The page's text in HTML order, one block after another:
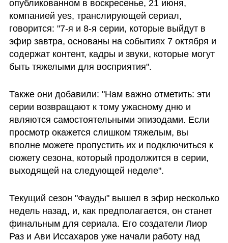
опубликованном в воскресенье, 21 июня,
компанией yes, транслирующей сериал,
говорится: "7-я и 8-я серии, которые выйдут в
эфир завтра, основаны на событиях 7 октября и
содержат контент, кадры и звуки, которые могут
быть тяжелыми для восприятия".
Также они добавили: "Нам важно отметить: эти
серии возвращают к тому ужасному дню и
являются самостоятельными эпизодами. Если
просмотр окажется слишком тяжелым, вы
вполне можете пропустить их и подключиться к
сюжету сезона, который продолжится в серии,
выходящей на следующей неделе".
Текущий сезон "Фауды" вышел в эфир несколько
недель назад, и, как предполагается, он станет
финальным для сериала. Его создатели Лиор
Раз и Ави Иссахаров уже начали работу над